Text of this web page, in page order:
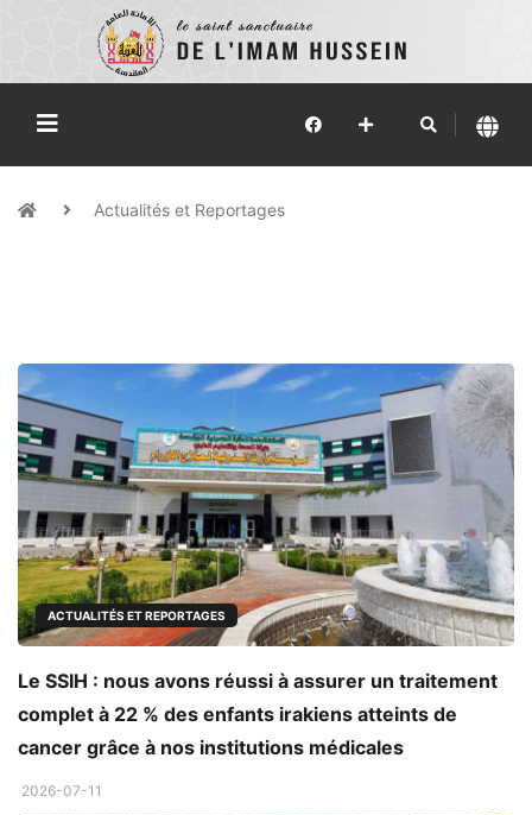
Actualités et Reportages
ACTUALITÉS ET REPORTAGES
Le SSIH : nous avons réussi à assurer un traitement
complet à 22 % des enfants irakiens atteints de
cancer grâce à nos institutions médicales
2026-07-11